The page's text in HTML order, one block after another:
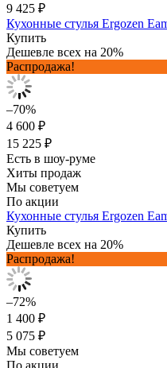
9 425 ₽
Кухонные стулья Ergozen
Купить
Дешевле всех на 20%
Распродажа!
–70%
4 600 ₽
15 225 ₽
Есть в шоу-руме
Хиты продаж
Мы советуем
По акции
Кухонные стулья Ergozen
Купить
Дешевле всех на 20%
Распродажа!
–72%
1 400 ₽
5 075 ₽
Мы советуем
По акции